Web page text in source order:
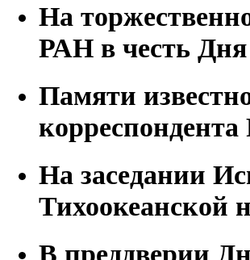
На
РАН в честь
Памяти
На заседании
Тихоокеанской
В преддверии